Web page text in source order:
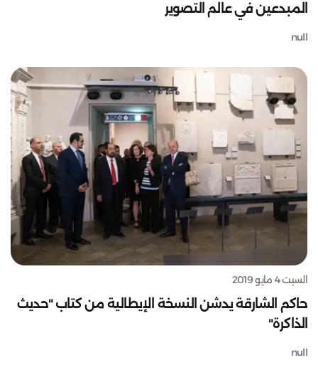
المبدعين في عالم التصوير
null
السبت 4 مايو 2019
حاكم الشارقة يدشن النسخة الإيطالية من كتاب "حديث
الذاكرة"
null